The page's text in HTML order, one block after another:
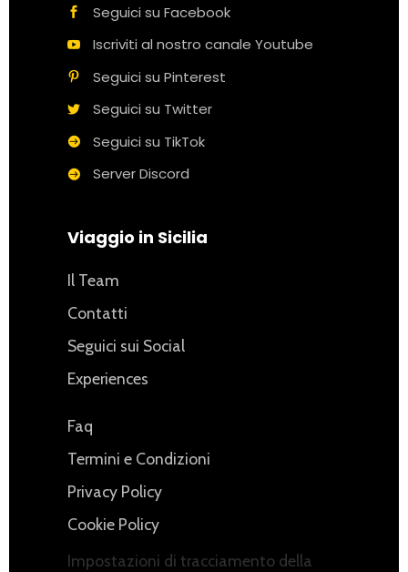
Seguici su Facebook
Iscriviti al nostro canale Youtube
Seguici su Pinterest
Seguici su Twitter
Seguici su TikTok
Server Discord
Viaggio in Sicilia
Il Team
Contatti
Seguici sui Social
Experiences
Faq
Termini e Condizioni
Privacy Policy
Cookie Policy
Impostazioni di tracciamento della